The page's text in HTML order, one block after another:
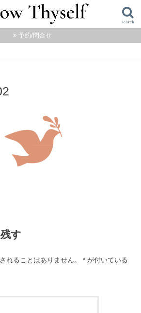
search
予約/問合せ
す
れることはありません。 * が付いている